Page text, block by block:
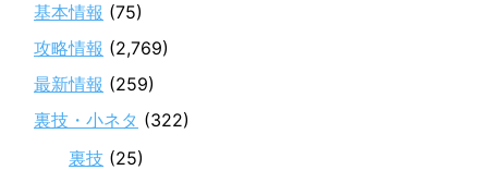
基本情報 (75)
攻略情報 (2,769)
最新情報 (259)
裏技・小ネタ (322)
裏技 (25)